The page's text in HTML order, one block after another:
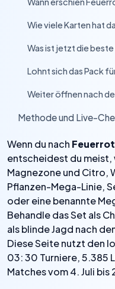
Wie viele Karten hat
Was ist jetzt die
Lohnt sich das Pack
Weiter öffnen nach
Methode und Live-
Wenn du nach
entscheidest du meist,
Magnezone und Citro,
Pflanzen-Mega-Linie,
oder eine benannte
Behandle das Set als
als blinde Jagd nach
Diese Seite nutzt den
03: 30 Turniere, 5.385
Matches vom 4. Juli bis